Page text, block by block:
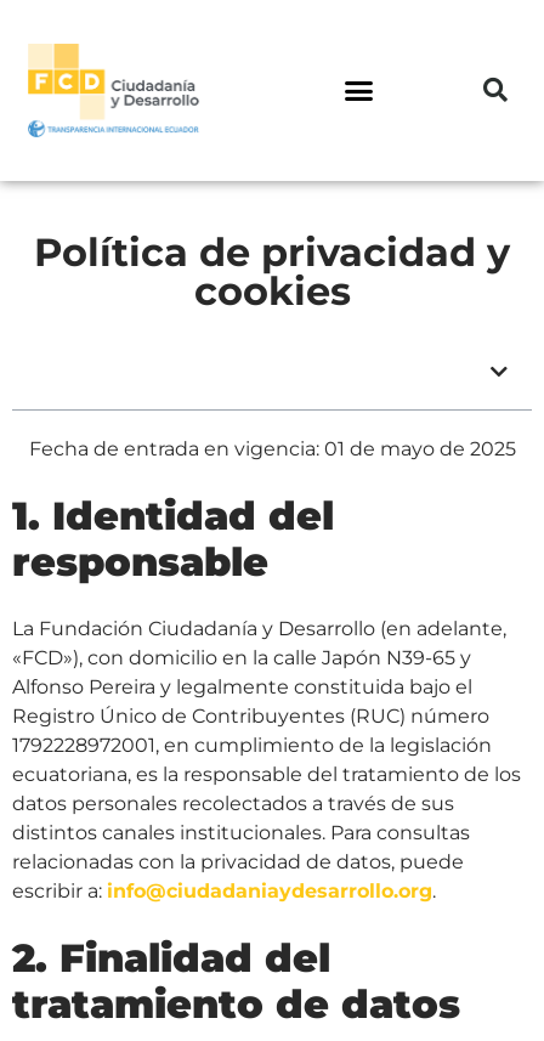
Política de privacidad y
cookies
Fecha de entrada en vigencia: 01 de mayo de 2025
1. Identidad del
responsable
La Fundación Ciudadanía y Desarrollo (en adelante,
«FCD»), con domicilio en la calle Japón N39-65 y
Alfonso Pereira y legalmente constituida bajo el
Registro Único de Contribuyentes (RUC) número
1792228972001, en cumplimiento de la legislación
ecuatoriana, es la responsable del tratamiento de los
datos personales recolectados a través de sus
distintos canales institucionales. Para consultas
relacionadas con la privacidad de datos, puede
escribir a: info@ciudadaniaydesarrollo.org.
2. Finalidad del
tratamiento de datos